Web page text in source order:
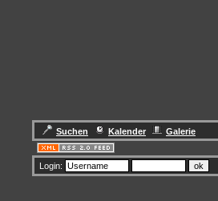
Suchen Kalender Galerie
Login: